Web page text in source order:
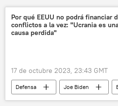
Por qué EEUU no podrá financiar
conflictos a la vez: "Ucrania es
causa perdida"
17 de octubre 2023, 23:43 GMT
Defensa Joe Biden
Ucrania
Israel